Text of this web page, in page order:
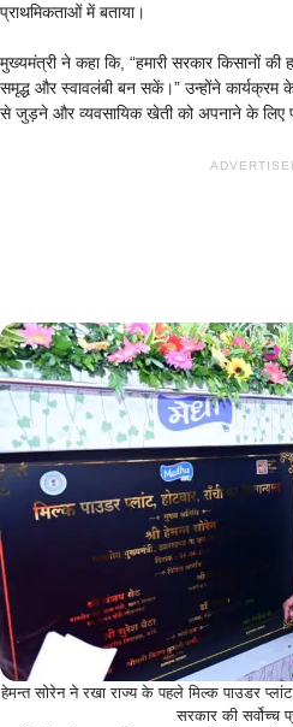
प्राथमिकताओं में बताया।
मुख्यमंत्री ने कहा कि, “हमारी सरकार किसानों
समृद्ध और स्वावलंबी बन सकें।” उन्होंने कार्यक्रम
से जुड़ने और व्यवसायिक खेती को अपनाने के लिए
हेमन्त सोरेन ने रखा राज्य के पहले मिल्क पाउडर प्लांट
सरकार की सर्वोच्च